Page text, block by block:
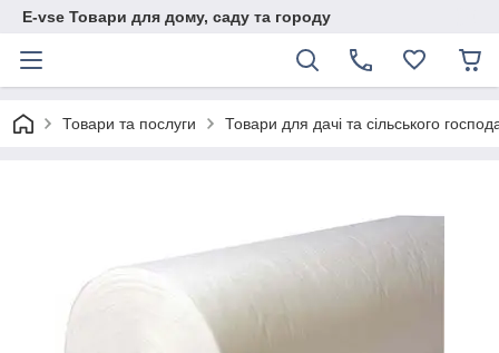
E-vse Товари для дому, саду та городу
Товари та послуги Товари для дачі та сільського